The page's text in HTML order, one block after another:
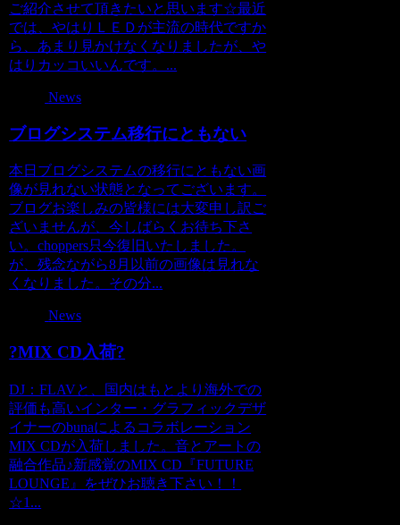
ご紹介させて頂きたいと思います☆最近
では、やはりＬＥＤが主流の時代ですか
ら、あまり見かけなくなりましたが、や
はりカッコいいんです。...
News
ブログシステム移行にともない
本日ブログシステムの移行にともない画
像が見れない状態となってございます。
ブログお楽しみの皆様には大変申し訳ご
ざいませんが、今しばらくお待ち下さ
い。choppers只今復旧いたしました。
が、残念ながら8月以前の画像は見れな
くなりました。その分...
News
?MIX CD入荷?
DJ：FLAVと、国内はもとより海外での
評価も高いインター・グラフィックデザ
イナーのbunaによるコラボレーション
MIX CDが入荷しました。音とアートの
融合作品♪新感覚のMIX CD『FUTURE
LOUNGE』をぜひお聴き下さい！！
☆1...